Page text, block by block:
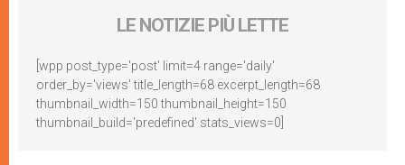
LE NOTIZIE PIÙ LETTE
[wpp post_type='post' limit=4 range='daily'
order_by='views' title_length=68 excerpt_length=68
thumbnail_width=150 thumbnail_height=150
thumbnail_build='predefined' stats_views=0]